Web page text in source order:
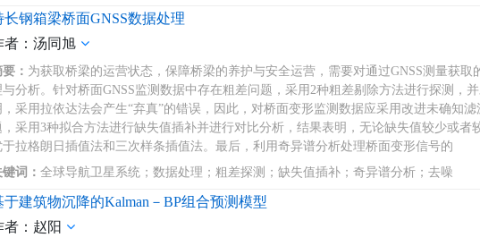
长钢箱梁桥面GNSS数据处理
者：汤同旭
： 为获取桥梁的运营状态，保障桥梁的养护与安全运营，需要对通过GNSS测量获
与分析。针对桥面GNSS监测数据中存在粗差问题，采用2种粗差剔除方法进行探测，
，采用拉依达法会产生“弃真”的错误，因此，对桥面变形监测数据应采用改进未确知
，采用3种拟合方法进行缺失值插补并进行对比分析，结果表明，无论缺失值较少或者
于拉格朗日插值法和三次样条插值法。最后，利用奇异谱分析处理桥面变形信号的
词： 全球导航卫星系统；数据处理；粗差探测；缺失值插补；奇异谱分析；去噪
于建筑物沉降的Kalman－BP组合预测模型
者：赵阳